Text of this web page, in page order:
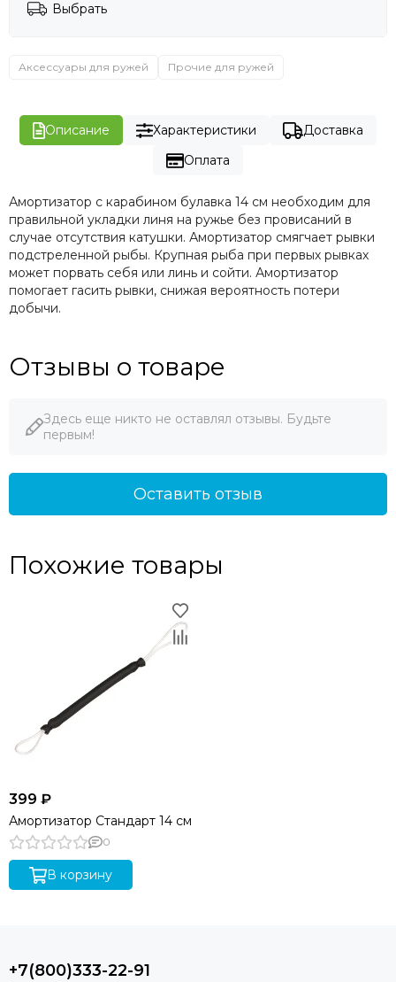
Выбрать
Аксессуары для ружей Прочие для ружей
Описание Характеристики
Доставка
Оплата
Амортизатор с карабином булавка 14 см необходим для
правильной укладки линя на ружье без провисаний в
случае отсутствия катушки. Амортизатор смягчает рывки
подстреленной рыбы. Крупная рыба при первых рывках
может порвать себя или линь и сойти. Амортизатор
помогает гасить рывки, снижая вероятность потери
добычи.
Отзывы о товаре
Здесь еще никто не оставлял отзывы. Будьте
первым!
Оставить отзыв
Похожие товары
399 ₽
Амортизатор Стандарт 14 см
0
В корзину
+7(800)333-22-91